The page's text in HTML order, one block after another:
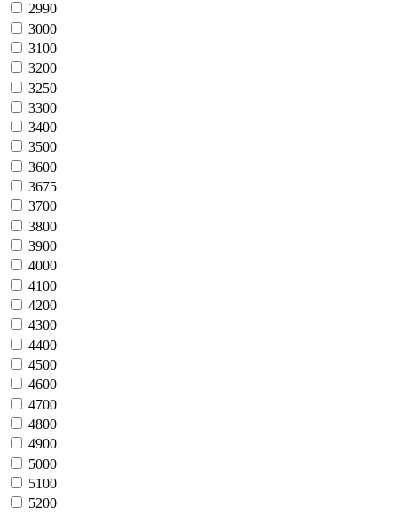
2990
3000
3100
3200
3250
3300
3400
3500
3600
3675
3700
3800
3900
4000
4100
4200
4300
4400
4500
4600
4700
4800
4900
5000
5100
5200